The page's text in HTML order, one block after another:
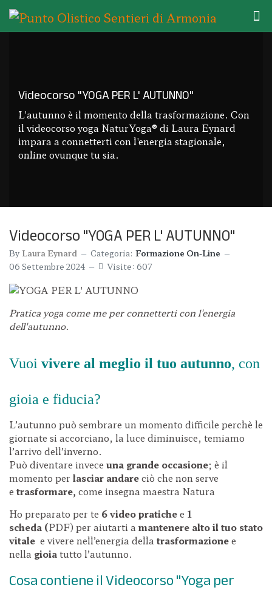
Videocorso "YOGA PER L' AUTUNNO"
L'autunno è il momento della trasformazione. Con
il videocorso yoga NaturYoga® di Laura Eynard
impara a connetterti con l'energia stagionale,
online ovunque tu sia.
Videocorso "YOGA PER L' AUTUNNO"
By Laura Eynard Categoria: Formazione On-Line
06 Settembre 2024
Visite: 607
Pratica yoga come me per connetterti con l'energia
dell'autunno.
Vuoi vivere al meglio il tuo autunno, con
gioia e fiducia?
L’autunno può sembrare un momento difficile perchè le
giornate si accorciano, la luce diminuisce, temiamo
l’arrivo dell’inverno.
Può diventare invece una grande occasione; è il
momento perlasciar andareciò che non serve
e trasformare, come insegna maestra Natura
Ho preparato per te 6 video pratichee 1
scheda (PDF) per aiutarti a mantenere alto il tuo stato
vitale e vivere nell’energia della trasformazionee
nella gioiatutto l’autunno.
Cosa contiene il Videocorso "Yoga per